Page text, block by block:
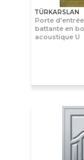
TÜRKARSLAN
Porte d'entrée
battante en
acoustique U